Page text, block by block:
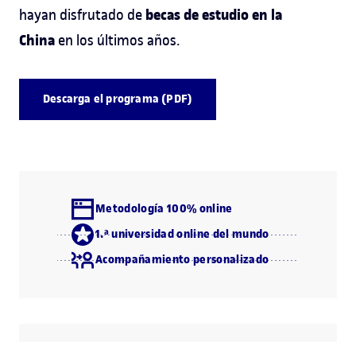
hayan disfrutado de becas de estudio en la
China en los últimos años.
Descarga el programa (PDF)
Metodología 100% online
1.ª universidad online del mundo
Acompañamiento personalizado